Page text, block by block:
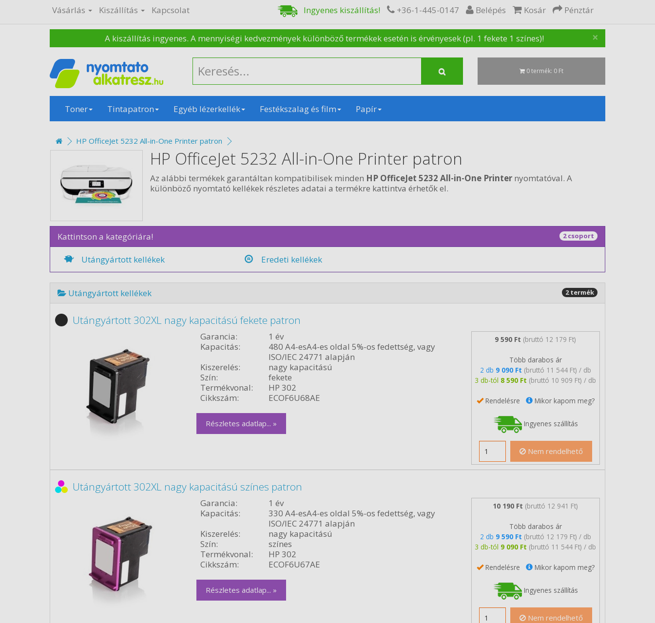
Vásárlás Kiszállítás Kapcsolat Ingyenes kiszállítás! +36-1-445-0147 Belépés Kosár Pénztár
×
A kiszállítás ingyenes. A mennyiségi kedvezmények különböző termékek esetén is érvényesek (pl. 1 fekete 1 színes)!
0 termék: 0 Ft
Toner Tintapatron Egyéb lézerkellék Festékszalag és film Papír
HP OfficeJet 5232 All-in-One Printer patron
HP OfficeJet 5232 All-in-One Printer patron
Az alábbi termékek garantáltan kompatibilisek minden HP OfficeJet 5232 All-in-One Printer nyomtatóval. A
különböző nyomtató kellékek részletes adatai a termékre kattintva érhetők el.
Kattintson a kategóriára! 2 csoport
Utángyártott kellékek Eredeti kellékek
Utángyártott kellékek 2 termék
Utángyártott 302XL nagy kapacitású fekete patron
Garancia:
1 év
Kapacitás:
480 A4-esA4-es oldal 5%-os fedettség, vagy
ISO/IEC 24771 alapján
Kiszerelés:
nagy kapacitású
Szín:
fekete
Termékvonal:
HP 302
Cikkszám:
ECOF6U68AE
Részletes adatlap... »
9 590 Ft (bruttó 12 179 Ft)
Több darabos ár
2 db 9 090 Ft (bruttó 11 544 Ft) / db
3 db-tól 8 590 Ft (bruttó 10 909 Ft) / db
Rendelésre Mikor kapom meg?
Ingyenes szállítás
Nem rendelhető
Utángyártott 302XL nagy kapacitású színes patron
Garancia:
1 év
Kapacitás:
330 A4-esA4-es oldal 5%-os fedettség, vagy
ISO/IEC 24771 alapján
Kiszerelés:
nagy kapacitású
Szín:
színes
Termékvonal:
HP 302
Cikkszám:
ECOF6U67AE
Részletes adatlap... »
10 190 Ft (bruttó 12 941 Ft)
Több darabos ár
2 db 9 590 Ft (bruttó 12 179 Ft) / db
3 db-tól 9 090 Ft (bruttó 11 544 Ft) / db
Rendelésre Mikor kapom meg?
Ingyenes szállítás
Nem rendelhető